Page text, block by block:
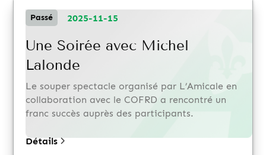
Passé 2025-11-15
Une Soirée avec Michel
Lalonde
Le souper spectacle organisé par L’Amicale en
collaboration avec le COFRD a rencontré un
franc succès auprès des participants.
Détails